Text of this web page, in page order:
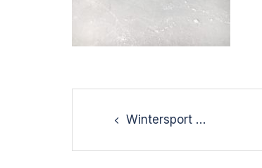
navigationWintersport …